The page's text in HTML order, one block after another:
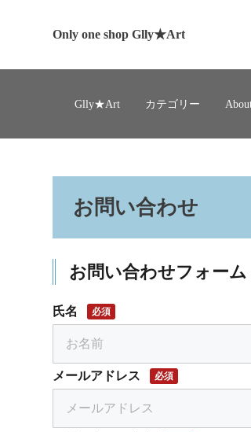
Only one shop Glly★Art
Glly★Art カテゴリー
お問い合わせ
お問い合わせフォーム
氏名 必須
メールアドレス 必須